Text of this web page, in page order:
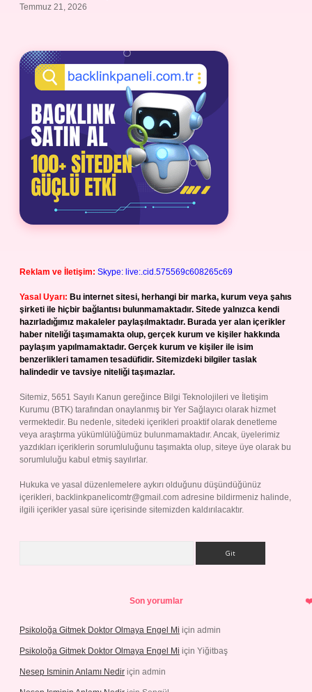
Temmuz 21, 2026
Reklam ve İletişim: Skype: live:.cid.575569c608265c69
Yasal Uyarı: Bu internet sitesi, herhangi bir marka, kurum veya şahıs
şirketi ile hiçbir bağlantısı bulunmamaktadır. Sitede yalnızca kendi
hazırladığımız makaleler paylaşılmaktadır. Burada yer alan içerikler
haber niteliği taşımamakta olup, gerçek kurum ve kişiler hakkında
paylaşım yapılmamaktadır. Gerçek kurum ve kişiler ile isim
benzerlikleri tamamen tesadüfidir. Sitemizdeki bilgiler taslak
halindedir ve tavsiye niteliği taşımazlar.
Sitemiz, 5651 Sayılı Kanun gereğince Bilgi Teknolojileri ve İletişim
Kurumu (BTK) tarafından onaylanmış bir Yer Sağlayıcı olarak hizmet
vermektedir. Bu nedenle, sitedeki içerikleri proaktif olarak denetleme
veya araştırma yükümlülüğümüz bulunmamaktadır. Ancak, üyelerimiz
yazdıkları içeriklerin sorumluluğunu taşımakta olup, siteye üye olarak bu
sorumluluğu kabul etmiş sayılırlar.
Hukuka ve yasal düzenlemelere aykırı olduğunu düşündüğünüz
içerikleri, backlinkpanelicomtr@gmail.com adresine bildirmeniz halinde,
ilgili içerikler yasal süre içerisinde sitemizden kaldırılacaktır.
Son yorumlar
Psikoloğa Gitmek Doktor Olmaya Engel Mi için admin
Psikoloğa Gitmek Doktor Olmaya Engel Mi için Yiğitbaş
Nesep Isminin Anlamı Nedir için admin